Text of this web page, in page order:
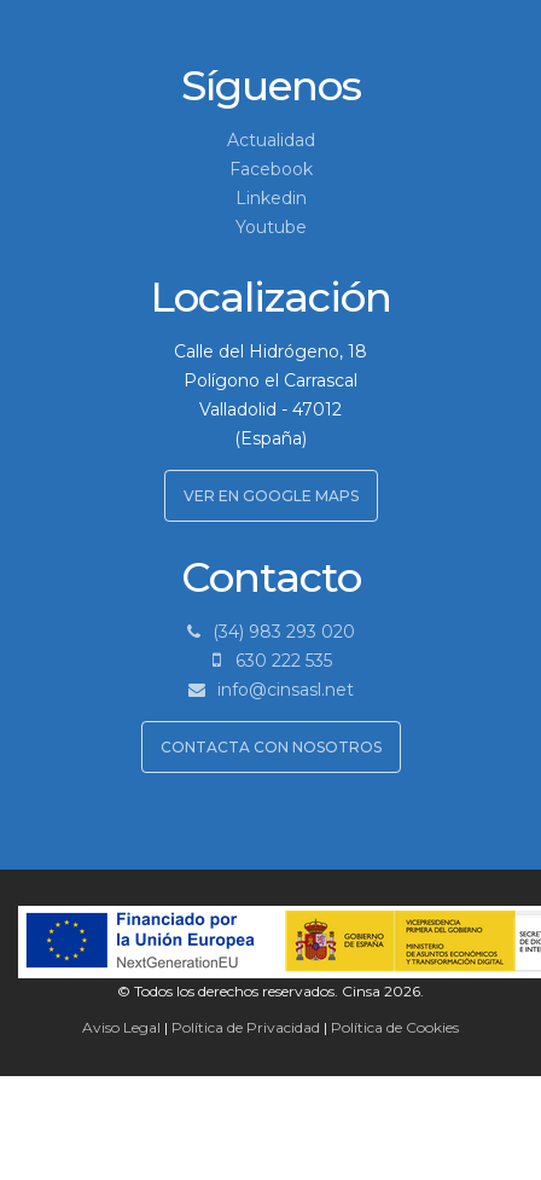
Síguenos
Actualidad
Facebook
Linkedin
Youtube
Localización
Calle del Hidrógeno, 18
Polígono el Carrascal
Valladolid - 47012
(España)
VER EN GOOGLE MAPS
Contacto
(34) 983 293 020
630 222 535
info@cinsasl.net
CONTACTA CON NOSOTROS
© Todos los derechos reservados. Cinsa 2026.
Aviso Legal
Política de Privacidad Política de Cookies